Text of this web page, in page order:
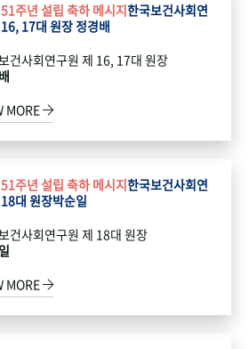
주년 설립 축하 메시지한국보건사회연
17대 원장 정경배
건사회연구원 제 16, 17대 원장
MORE
주년 설립 축하 메시지한국보건사회연
대 원장박순일
건사회연구원 제 18대 원장
MORE